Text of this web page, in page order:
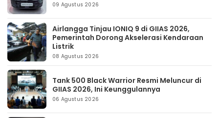
09 Agustus 2026
Airlangga Tinjau IONIQ 9 di GIIAS 2026,
Pemerintah Dorong Akselerasi Kendaraan
Listrik
08 Agustus 2026
Tank 500 Black Warrior Resmi Meluncur di
GIIAS 2026, Ini Keunggulannya
06 Agustus 2026